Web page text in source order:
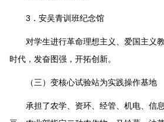
3．安吴青训班纪念馆
对学生进行革命理想主义、爱国主义教
时代，发奋图强，开拓创新。
（三）变核心试验站为实践操作基地
承担了农学、资环、经管、机电、信息